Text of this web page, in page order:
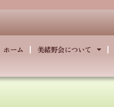
ホーム 美緒野会について